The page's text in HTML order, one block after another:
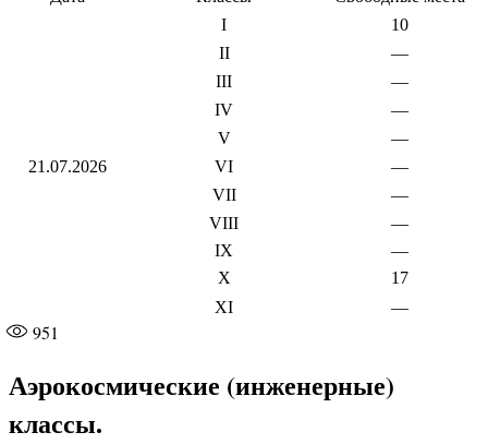
21.07.2026
I
10
II
—
III
—
IV
—
V
—
VI
—
VII
—
VIII
—
IX
—
X
17
XI
—
951
Аэрокосмические (инженерные)
классы.